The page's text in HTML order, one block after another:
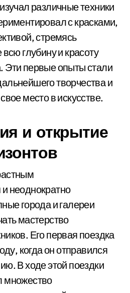
различные техники
с красками,
стремясь
глубину и красоту
Эти первые опыты стали
творчества и
место в искусстве.
и открытие
неоднократно
города и галереи
мастерство
Его первая поездка
когда он отправился
В ходе этой поездки
множество